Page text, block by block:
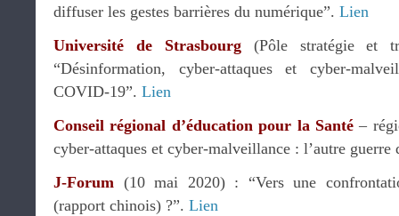
diffuser les gestes barrières du numérique”. Lien
Université de Strasbourg(Pôle stratégie et
“Désinformation, cyber-attaques et cyber-
COVID-19”. Lien
Conseil régional d’éducation pour la Santé –
cyber-attaques et cyber-malveillance : l’autre
J-Forum (10 mai 2020) : “Vers une
(rapport chinois) ?”. Lien